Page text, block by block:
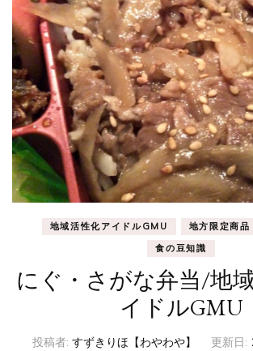
地域活性化アイドルGMU 地方限定商品
食の豆知識
にぐ・さがな弁当/地
イドルGMU
投稿者: すずきりほ【わやわや】 更新日: